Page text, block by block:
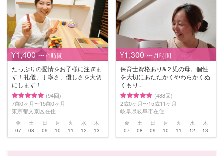
¥1,400 〜 /1時間
たっぷりの愛情をお子様に注ぎま
す！礼儀、丁寧さ、優しさを大切
にします！
(94回)
7歳0ヶ月〜15歳0ヶ月
東京都文京区在住
金
07
土
08
日
09
月
10
火
11
水
12
木
13
¥1,300 〜 /1時間
保育士資格あり&２児の母。個性
を大切にあたたかくやわらかくぬ
くもり...
(488回)
2歳0ヶ月〜15歳11ヶ月
岐阜県岐阜市在住
金
07
土
08
日
09
月
10
火
11
水
12
木
13